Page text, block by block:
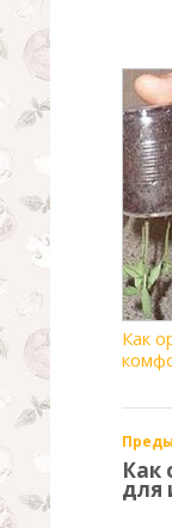
Как
Как
для